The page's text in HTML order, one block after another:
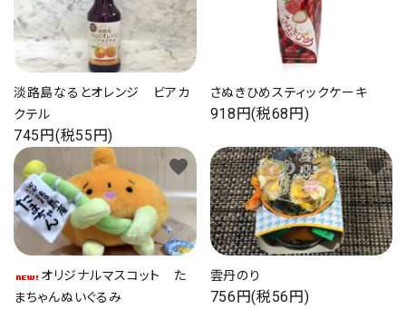
ACCOUNT MENU
ようこそ ゲスト 様
ログイン 新規会員登録
淡路島なるとオレンジ ビアカ
クテル
745円(税55円)
さぬきひめスティックケーキ
918円(税68円)
オリジナルマスコット た
まちゃんぬいぐるみ
favorite
雲丹のり
756円(税56円)
favorite